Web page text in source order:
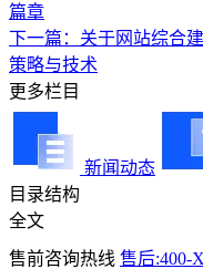
篇章
下一篇：关于网站综合
策略与技术
更多栏目
新闻动态
目录结构
全文
售前咨询热线 售后:400-